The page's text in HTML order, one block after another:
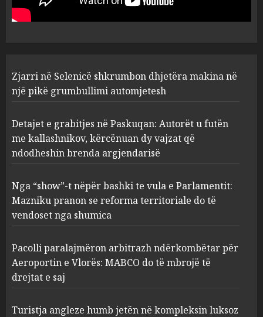
1
2
Paskuqan: Autorët u futën me
kallashnikov, kërcënuan dy
vajzat që ndodheshin brenda
AUGUST 5, 2026
Nga “show”-t nëpër bashki te
vula e Parlamentit: Mazniku
pranon se reforma
territoriale do të vendoset nga
shumica
AUGUST 5, 2026
Pacolli paralajmëron
arbitrazh ndërkombëtar për
Aeroportin e Vlorës: MABCO
do të mbrojë të drejtat e saj
Zjarri në Selenicë shkrumbon dhjetëra makina në
një pikë grumbullimi automjetesh
Detajet e grabitjes në Paskuqan: Autorët u futën
me kallashnikov, kërcënuan dy vajzat që
ndodheshin brenda argjendarisë
Nga “show”-t nëpër bashki te vula e Parlamentit:
Mazniku pranon se reforma territoriale do të
vendoset nga shumica
Pacolli paralajmëron arbitrazh ndërkombëtar për
Aeroportin e Vlorës: MABCO do të mbrojë të
drejtat e saj
Turistja angleze humb jetën në kompleksin luksoz